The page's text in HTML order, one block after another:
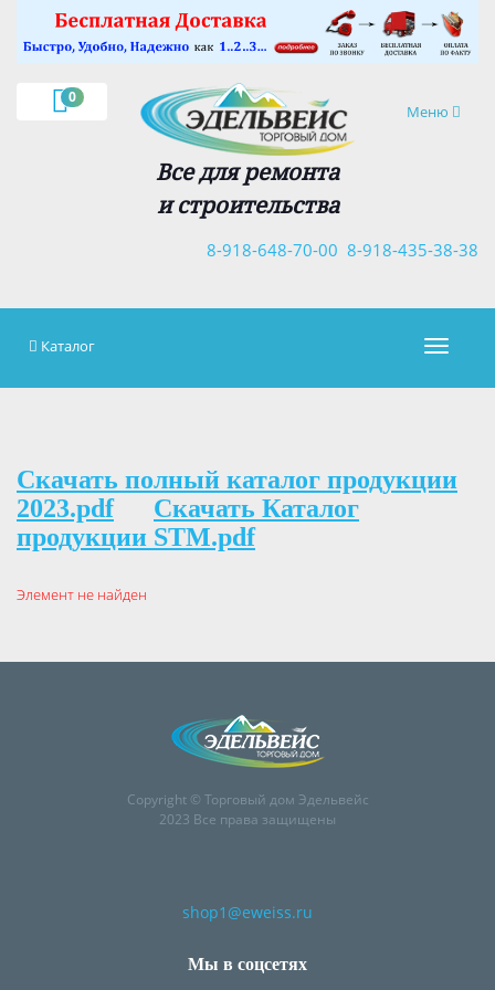
0
Навигация
Меню
Все для ремонта
и строительства
8-918-435-38-38
8-918-648-70-00
×
Каталог
Скачать полный каталог продукции
2023.pdf
Скачать Каталог
продукции STM.pdf
Элемент не найден
Copyright © Торговый дом Эдельвейс
2023 Все права защищены
shop1@eweiss.ru
Мы в соцсетях